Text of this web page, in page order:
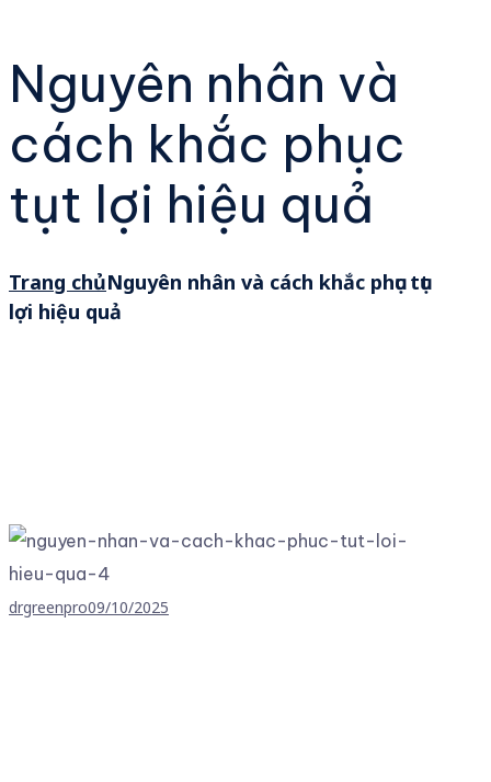
Nguyên nhân và
cách khắc phục
tụt lợi hiệu quả
Trang chủNguyên nhân và cách khắc phục tụt
lợi hiệu quả
drgreenpro09/10/2025